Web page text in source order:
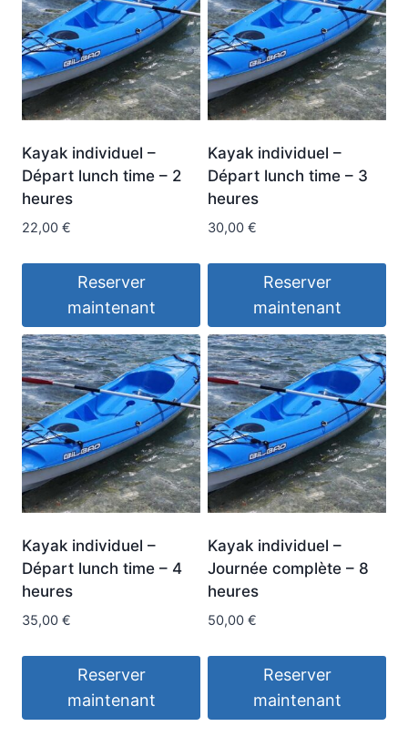
Kayak individuel –
Départ lunch time – 2
heures
22,00 €
Reserver
maintenant
Kayak individuel –
Départ lunch time – 3
heures
30,00 €
Reserver
maintenant
Kayak individuel –
Départ lunch time – 4
heures
35,00 €
Reserver
maintenant
Kayak individuel –
Journée complète – 8
heures
50,00 €
Reserver
maintenant